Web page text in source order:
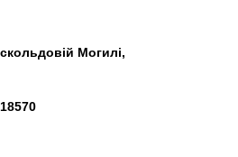
Могилі,